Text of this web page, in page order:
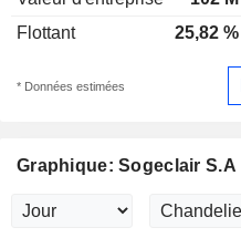
Flottant
25,82 %
* Données estimées
Graphique: Sogeclair S.A